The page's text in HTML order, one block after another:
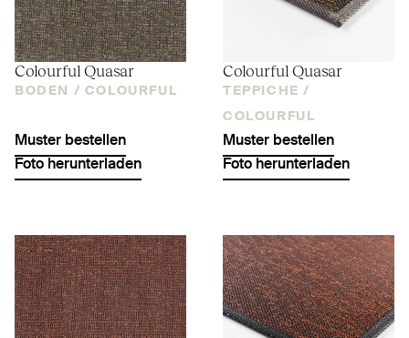
Colourful Quasar
BODEN / COLOURFUL
Muster bestellen
Foto herunterladen
Colourful Quasar
TEPPICHE /
COLOURFUL
Muster bestellen
Foto herunterladen